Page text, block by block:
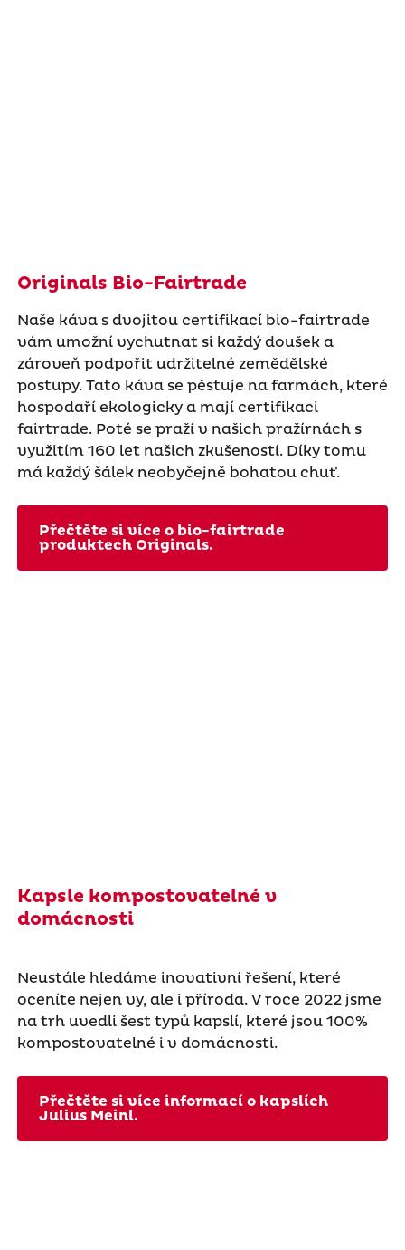
Originals Bio-Fairtrade
Naše káva s dvojitou certifikací bio-fairtrade
vám umožní vychutnat si každý doušek a
zároveň podpořit udržitelné zemědělské
postupy. Tato káva se pěstuje na farmách, které
hospodaří ekologicky a mají certifikaci
fairtrade. Poté se praží v našich pražírnách s
využitím 160 let našich zkušeností. Díky tomu
má každý šálek neobyčejně bohatou chuť.
Přečtěte si více o bio-fairtrade
produktech Originals.
Kapsle kompostovatelné v
domácnosti
Neustále hledáme inovativní řešení, které
oceníte nejen vy, ale i příroda. V roce 2022 jsme
na trh uvedli šest typů kapslí, které jsou 100%
kompostovatelné i v domácnosti.
Přečtěte si více informací o kapslích
Julius Meinl.